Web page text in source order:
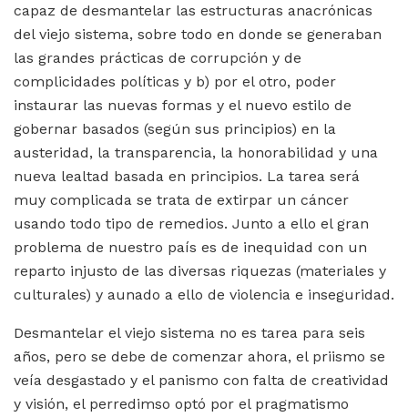
capaz de desmantelar las estructuras anacrónicas
del viejo sistema, sobre todo en donde se generaban
las grandes prácticas de corrupción y de
complicidades políticas y b) por el otro, poder
instaurar las nuevas formas y el nuevo estilo de
gobernar basados (según sus principios) en la
austeridad, la transparencia, la honorabilidad y una
nueva lealtad basada en principios. La tarea será
muy complicada se trata de extirpar un cáncer
usando todo tipo de remedios. Junto a ello el gran
problema de nuestro país es de inequidad con un
reparto injusto de las diversas riquezas (materiales y
culturales) y aunado a ello de violencia e inseguridad.
Desmantelar el viejo sistema no es tarea para seis
años, pero se debe de comenzar ahora, el priismo se
veía desgastado y el panismo con falta de creatividad
y visión, el perredimso optó por el pragmatismo